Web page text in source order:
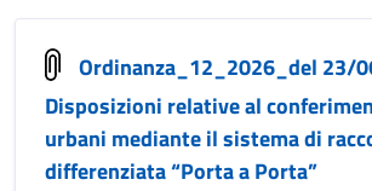
Ordinanza_12_2026_del 23/
Disposizioni relative al
urbani mediante il sistema di
differenziata “Porta a Porta”